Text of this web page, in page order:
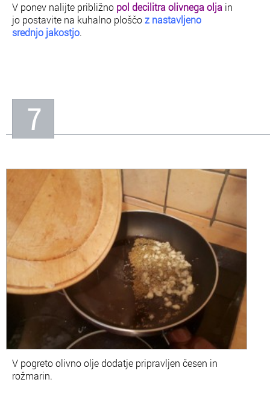
V ponev nalijte približno pol decilitra olivnega olja in
jo postavite na kuhalno ploščoz nastavljeno
srednjo jakostjo.
7
V pogreto olivno olje dodatje pripravljen česen in
rožmarin.